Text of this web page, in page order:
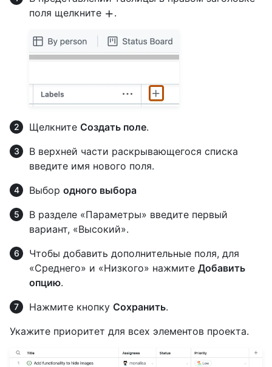
поля щелкните
.
Щелкните Создать поле.
В верхней части раскрывающегося списка
введите имя нового поля.
Выбор одного выбора
В разделе «Параметры» введите первый
вариант, «Высокий».
Чтобы добавить дополнительные поля, для
«Среднего» и «Низкого» нажмите Добавить
опцию.
Нажмите кнопку Сохранить.
Укажите приоритет для всех элементов проекта.